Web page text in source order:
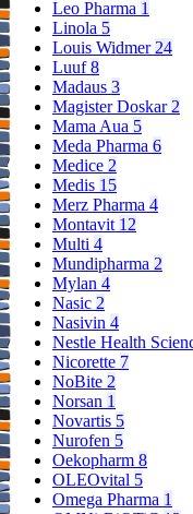
Leo Pharma 1
Linola 5
Louis Widmer24
Luuf8
Madaus 3
Magister Doskar2
Mama Aua 5
Meda Pharma 6
Medice 2
Medis 15
Merz Pharma 4
Montavit 12
Multi 4
Mundipharma 2
Mylan 4
Nasic 2
Nasivin 4
Nestle Health
Nicorette 7
NoBite 2
Norsan 1
Novartis 5
Nurofen 5
Oekopharm 8
OLEOvital 5
Omega Pharma 1